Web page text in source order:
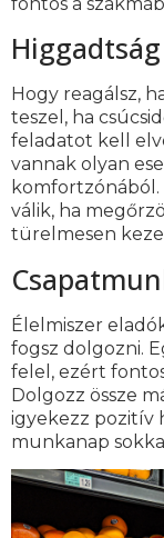
Higgadtság
Hogy reagálsz,
teszel, ha
feladatot kell
vannak olyan
válik, ha
türelmesen
Élelmiszer
fogsz dolgozni.
felel, ezért
Dolgozz össze
igyekezz pozitív
munkanap